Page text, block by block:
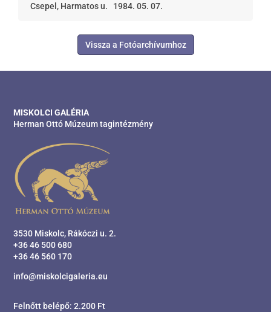
Csepel, Harmatos u. 1984. 05. 07.
Vissza a Fotóarchívumhoz
MISKOLCI GALÉRIA
Herman Ottó Múzeum tagintézmény
3530 Miskolc, Rákóczi u. 2.
+36 46 500 680
+36 46 560 170
info@miskolcigaleria.eu
Felnőtt belépő: 2.200 Ft